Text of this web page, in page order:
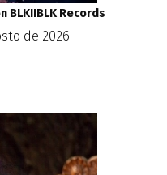
BLKIIBLK Records
de 2026